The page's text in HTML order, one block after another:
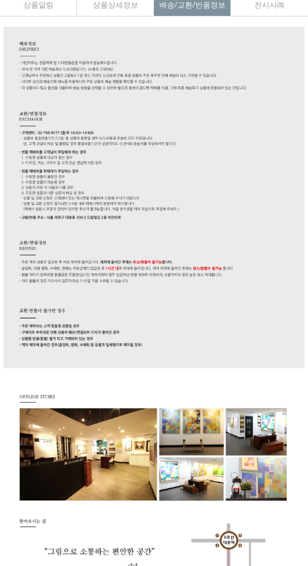
상품알림 상품상세정보 배송/교환/반품정보 전시사례